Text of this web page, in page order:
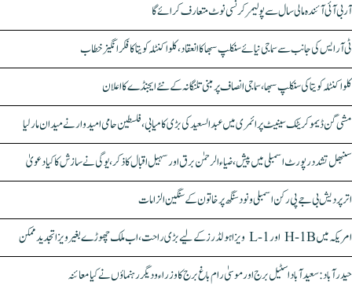
آر بی آئی آئندہ مالی سال سے پولیمر کرنسی نوٹ متعارف کرائے گا
ٹی آر ایس کی جانب سے سماجی نیائے سنکلپ سبھا کا انعقاد، کلواکنٹلہ کویتا کا فکر انگیز خطاب
کلواکنٹلہ کویتا کی سنکلپ سبھا، سماجی انصاف پر مبنی تلنگانہ کے نئے ایجنڈے کا اعلان
مشی گن ڈیموکریٹک سینیٹ پرائمری میں عبدالسعید کی بڑی کامیابی، فلسطین حامی امیدوار نے میدان مار لیا
سنبھل تشدد رپورٹ اسمبلی میں پیش، ضیاء الرحمٰن برق اور سہیل اقبال کا ذکر، یوگی نے سازش کا کیا دعویٰ
اتر پردیش بی جے پی رکن اسمبلی ونود سنگھ پر خاتون کے سنگین الزامات
امریکہ میں H-1B اور L-1 ویزا ہولڈرز کے لیے بڑی راحت، اب ملک چھوڑے بغیر ویزا تجدید ممکن
حیدرآباد: سعیدآباد اسٹیل برج اور موسیٰ رام باغ برج کا وزراء و دیگر رہنماؤں نے کیا معائنہ